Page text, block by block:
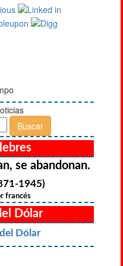
se abandonan.
1945)
francés
Dólar